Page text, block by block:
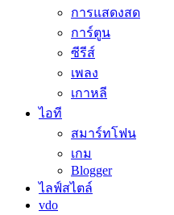
การแสดงสด
การ์ตูน
ซีรีส์
เพลง
เกาหลี
ไอที
สมาร์ทโฟน
เกม
Blogger
ไลฟ์สไตล์
vdo